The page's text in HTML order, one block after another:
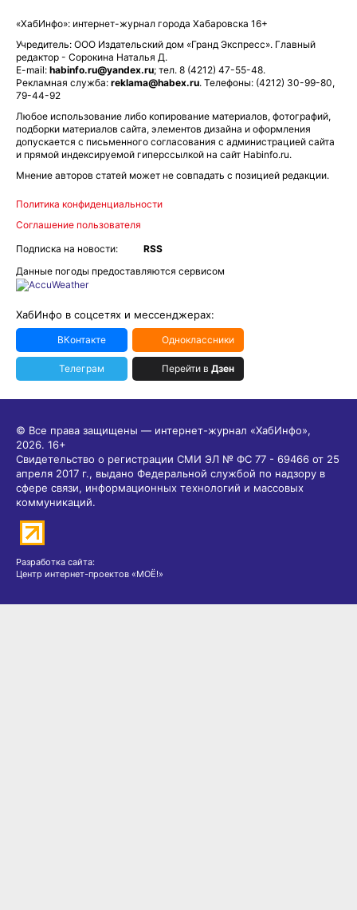
«ХабИнфо»: интернет-журнал города Хабаровска 16+
Учредитель: ООО Издательский дом «Гранд Экспресс». Главный
редактор - Сорокина Наталья Д.
E-mail: habinfo.ru@yandex.ru; тел. 8 (4212) 47-55-48.
Рекламная служба: reklama@habex.ru. Телефоны: (4212) 30-99-80,
79-44-92
Любое использование либо копирование материалов, фотографий,
подборки материалов сайта, элементов дизайна и оформления
допускается с письменного согласования с администрацией сайта
и прямой индексируемой гиперссылкой на сайт Habinfo.ru.
Мнение авторов статей может не совпадать с позицией редакции.
Политика конфиденциальности
Соглашение пользователя
Подписка на новости:
RSS
Данные погоды предоставляются сервисом
ХабИнфо в соцсетях и мессенджерах:
ВКонтакте Одноклассники
Телеграм Перейти в Дзен
© Все права защищены — интернет-журнал «ХабИнфо»,
2026. 16+
Свидетельство о регистрации СМИ ЭЛ № ФС 77 - 69466 от 25
апреля 2017 г., выдано Федеральной службой по надзору в
сфере связи, информационных технологий и массовых
коммуникаций.
Разработка сайта:
Центр интернет-проектов «МОЁ!»